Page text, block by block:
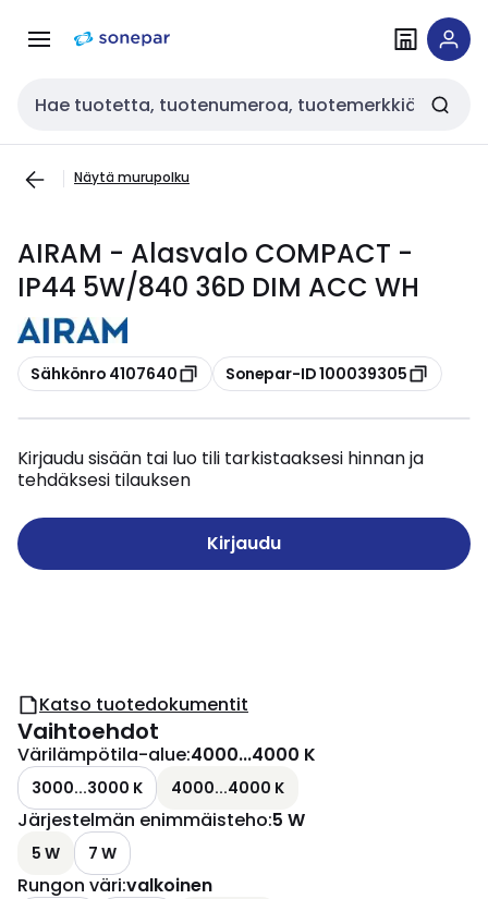
navigointiinsisältöön
Haku
Näytä murupolku
AIRAM - Alasvalo COMPACT -
IP44 5W/840 36D DIM ACC WH
Kopioi
Sähkönro 4107640 Kopioi
Sonepar-ID 100039305
Kirjaudu sisään tai luo tili tarkistaaksesi hinnan ja
tehdäksesi tilauksen
Kirjaudu
Katso tuotedokumentit
Vaihtoehdot
Värilämpötila-alue:4000...4000 K
3000...3000 K 4000...4000 K
Järjestelmän enimmäisteho:5 W
5 W 7 W
Rungon väri:valkoinen